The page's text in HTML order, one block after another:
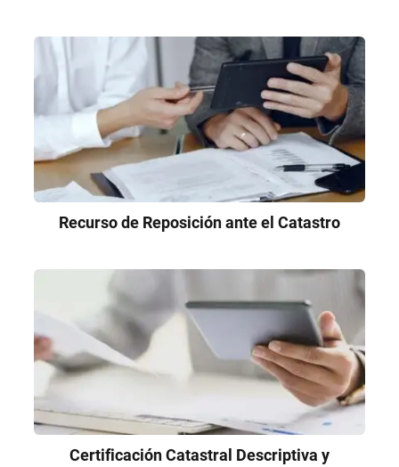
Recurso de Reposición ante el Catastro
Certificación Catastral Descriptiva y